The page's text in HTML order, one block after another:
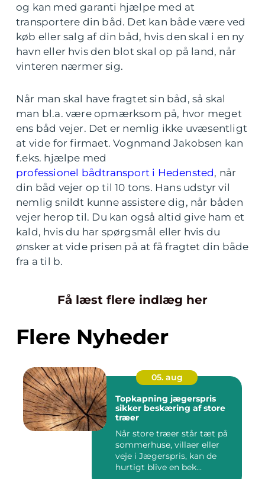
og kan med garanti hjælpe med at
transportere din båd. Det kan både være ved
køb eller salg af din båd, hvis den skal i en ny
havn eller hvis den blot skal op på land, når
vinteren nærmer sig.
Når man skal have fragtet sin båd, så skal
man bl.a. være opmærksom på, hvor meget
ens båd vejer. Det er nemlig ikke uvæsentligt
at vide for firmaet. Vognmand Jakobsen kan
f.eks. hjælpe med
professionel bådtransport i Hedensted, når
din båd vejer op til 10 tons. Hans udstyr vil
nemlig snildt kunne assistere dig, når båden
vejer herop til. Du kan også altid give ham et
kald, hvis du har spørgsmål eller hvis du
ønsker at vide prisen på at få fragtet din både
fra a til b.
Få læst flere indlæg her
Flere Nyheder
05. aug
Topkapning jægerspris
sikker beskæring af store
træer
Når store træer står tæt på
sommerhuse, villaer eller
veje i Jægerspris, kan de
hurtigt blive en bek...